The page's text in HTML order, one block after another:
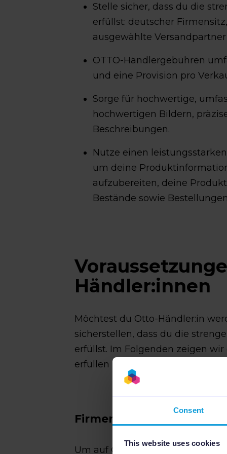
Consent
This website uses cookies
Stelle sicher, dass du die
erfüllst: deutscher
ausgewählte
OTTO-Händlergebühren
und eine Provision pro
Sorge für hochwertige,
hochwertigen Bildern,
Beschreibungen.
Nutze einen
um deine
aufzubereiten, deine
Bestände sowie
Händler:innen
Möchtest du Otto-Händler:in
sicherstellen, dass du die
erfüllst. Im Folgenden zeigen
erfüllen musst und welche
Firmensitz und Lager in
Um auf OTTO loslegen zu